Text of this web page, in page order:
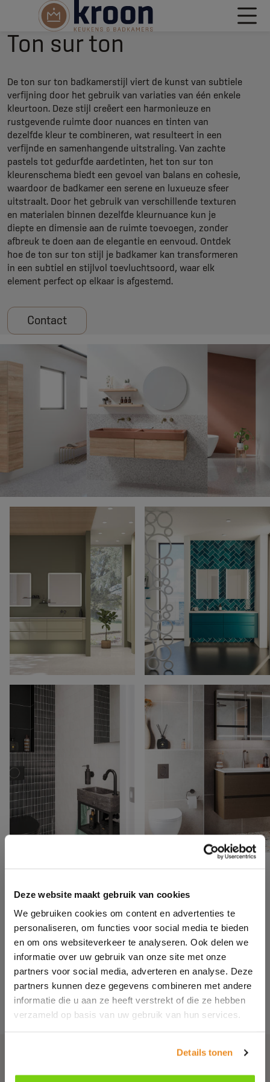
Deze website maakt gebruik van cookies
We gebruiken cookies om content en advertenties te
personaliseren, om functies voor social media te bieden
en om ons websiteverkeer te analyseren. Ook delen we
informatie over uw gebruik van onze site met onze
partners voor social media, adverteren en analyse. Deze
partners kunnen deze gegevens combineren met andere
informatie die u aan ze heeft verstrekt of die ze hebben
verzameld op basis van uw gebruik van hun services.
Details tonen
Ton sur ton
De ton sur ton badkamerstijl viert de kunst van subtiele
verfijning door het gebruik van variaties van één enkele
kleurtoon. Deze stijl creëert een harmonieuze en
rustgevende ruimte door nuances en tinten van
dezelfde kleur te combineren, wat resulteert in een
verfijnde en samenhangende uitstraling. Van zachte
pastels tot gedurfde aardetinten, het ton sur ton
kleurenschema biedt een gevoel van balans en cohesie,
waardoor de badkamer een serene en luxueuze sfeer
uitstraalt. Door het gebruik van verschillende texturen
en materialen binnen dezelfde kleurnuance kun je
diepte en dimensie aan de ruimte toevoegen, zonder
afbreuk te doen aan de elegantie en eenvoud. Ontdek
hoe de ton sur ton stijl je badkamer kan transformeren
in een subtiel en stijlvol toevluchtsoord, waar elk
element perfect op elkaar is afgestemd.
Contact